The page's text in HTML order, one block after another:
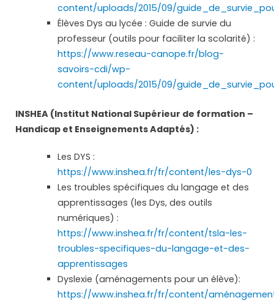
content/uploads/2015/09/
Élèves Dys au lycée : Guide de survie du
professeur (outils pour faciliter la scolarité) :
https://www.reseau-canope.fr/blog-
savoirs-cdi/wp-
content/uploads/2015/09/
INSHEA (Institut National Supérieur de formation –
Handicap et Enseignements Adaptés) :
Les DYS :
https://www.inshea.fr/fr/content/les-dys-0
Les troubles spécifiques du langage et des
apprentissages (les Dys, des outils
numériques) :
https://www.inshea.fr/fr/content/tsla-les-
troubles-specifiques-du-langage-et-des-
apprentissages
Dyslexie (aménagements pour un élève):
https://www.inshea.fr/fr/content/